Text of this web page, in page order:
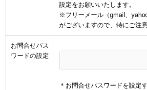
設定をお願いいたします。
※フリーメール（gmail、
がございますので、特にご注
お問合せパス
ワードの設定
＊お問合せパスワードを設定